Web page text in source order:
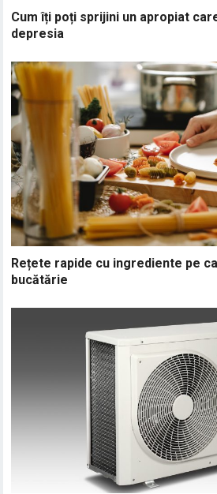
Cum îți poți sprijini un apropiat
depresia
Rețete rapide cu ingrediente pe
bucătărie